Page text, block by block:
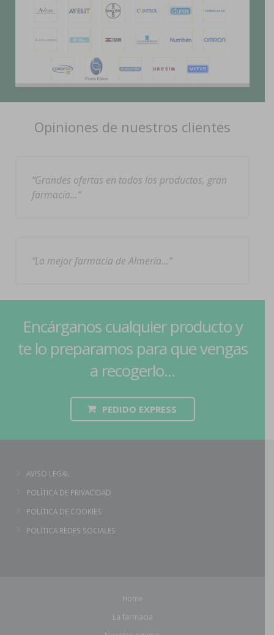
Opiniones de nuestros clientes
Grandes ofertas en todos los productos, gran
farmacia…
La mejor farmacia de Almería…
Encárganos cualquier producto y
te lo preparamos para que vengas
a recogerlo...
PEDIDO EXPRESS
AVISO LEGAL
POLÍTICA DE PRIVACIDAD
POLÍTICA DE COOKIES
POLÍTICA REDES SOCIALES
Home
La farmacia